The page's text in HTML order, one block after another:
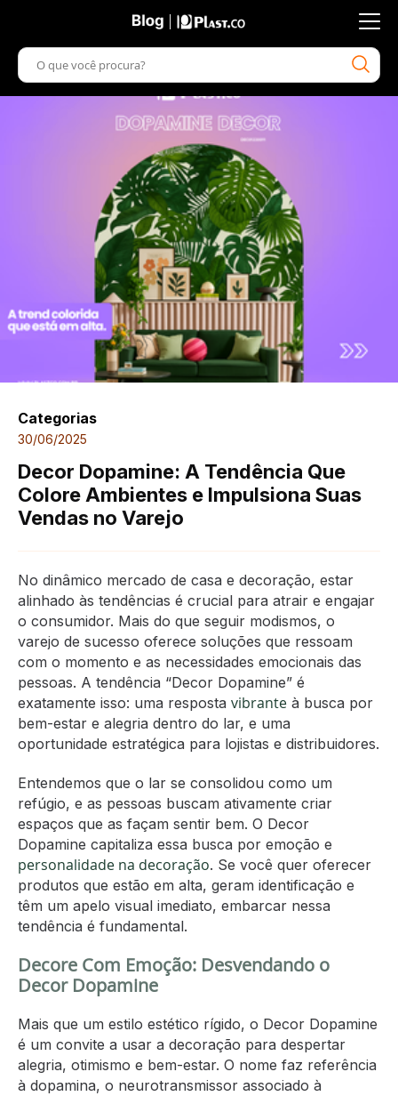
Categorias
30/06/2025
Decor Dopamine: A Tendência Que
Colore Ambientes e Impulsiona Suas
Vendas no Varejo
No dinâmico mercado de casa e decoração, estar
alinhado às tendências é crucial para atrair e engajar
o consumidor. Mais do que seguir modismos, o
varejo de sucesso oferece soluções que ressoam
com o momento e as necessidades emocionais das
pessoas. A tendência “Decor Dopamine” é
exatamente isso: uma resposta vibrante à busca por
bem-estar e alegria dentro do lar, e uma
oportunidade estratégica para lojistas e distribuidores.
Entendemos que o lar se consolidou como um
refúgio, e as pessoas buscam ativamente criar
espaços que as façam sentir bem. O Decor
Dopamine capitaliza essa busca por emoção e
personalidade na decoração. Se você quer oferecer
produtos que estão em alta, geram identificação e
têm um apelo visual imediato, embarcar nessa
tendência é fundamental.
Decore Com Emoção: Desvendando o
Decor Dopamine
Mais que um estilo estético rígido, o Decor Dopamine
é um convite a usar a decoração para despertar
alegria, otimismo e bem-estar. O nome faz referência
à dopamina, o neurotransmissor associado à